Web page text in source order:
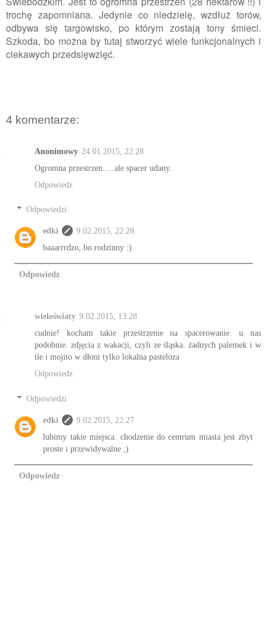
trochę zapomniana. Jedynie co niedzielę, wzdłuż torów,
odbywa się targowisko, po którym zostają tony śmieci.
Szkoda, bo można by tutaj stworzyć wiele funkcjonalnych i
ciekawych przedsięwzięć.
4 komentarze:
Anonimowy 24.01.2015, 22:28
Ogromna przestrzen.....ale spacer udany.
Odpowiedz
Odpowiedzi
edki
9.02.2015, 22:28
baaarrrdzo, bo rodzinny :)
Odpowiedz
wieloświaty 9.02.2015, 13:28
cudnie! kocham takie przestrzenie na spacerowanie. u nas
podobnie. zdjęcia z wakacji, czyli ze śląska. żadnych palemek i w
tle i mojito w dłoni tylko lokalna pasteloza
Odpowiedz
Odpowiedzi
edki
9.02.2015, 22:27
lubimy takie miejsca. chodzenie do centrum miasta jest zbyt
proste i przewidywalne ;)
Odpowiedz